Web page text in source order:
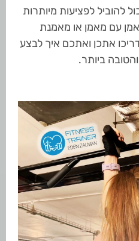
להוביל לפציעות מיותרות
עם מאמן או מאמנת
אתכן ואתכם איך לבצע
ביותר.